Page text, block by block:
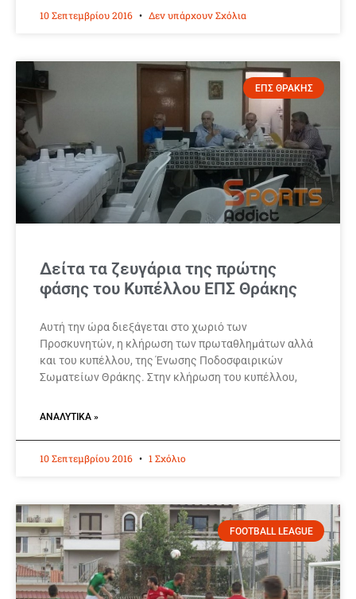
10 Σεπτεμβρίου 2016 Δεν υπάρχουν Σχόλια
ΕΠΣ ΘΡΑΚΗΣ
Δείτα τα ζευγάρια της πρώτης
φάσης του Κυπέλλου ΕΠΣ Θράκης
Αυτή την ώρα διεξάγεται στο χωριό των
Προσκυνητών, η κλήρωση των πρωταθλημάτων αλλά
και του κυπέλλου, της Ένωσης Ποδοσφαιρικών
Σωματείων Θράκης. Στην κλήρωση του κυπέλλου,
ΑΝΑΛΥΤΙΚΆ »
10 Σεπτεμβρίου 2016 1 Σχόλιο
FOOTBALL LEAGUE